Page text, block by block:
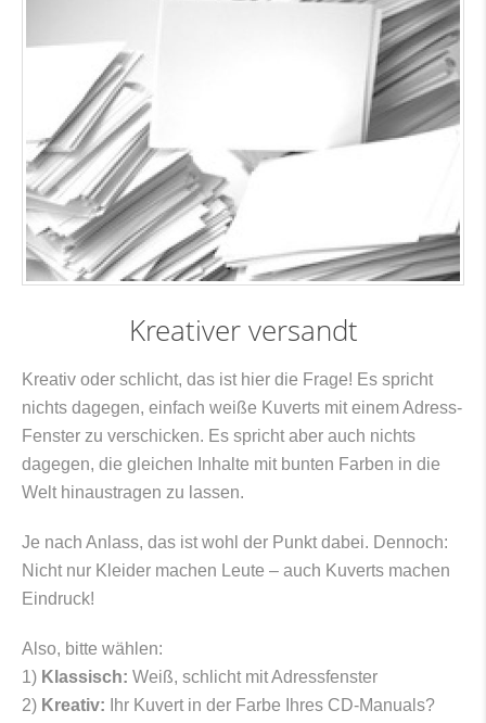
Kreativer versandt
Kreativ oder schlicht, das ist hier die Frage! Es spricht
nichts dagegen, einfach weiße Kuverts mit einem Adress-
Fenster zu verschicken. Es spricht aber auch nichts
dagegen, die gleichen Inhalte mit bunten Farben in die
Welt hinaustragen zu lassen.
Je nach Anlass, das ist wohl der Punkt dabei. Dennoch:
Nicht nur Kleider machen Leute – auch Kuverts machen
Eindruck!
Also, bitte wählen:
1) Klassisch: Weiß, schlicht mit Adressfenster
2) Kreativ: Ihr Kuvert in der Farbe Ihres CD-Manuals?